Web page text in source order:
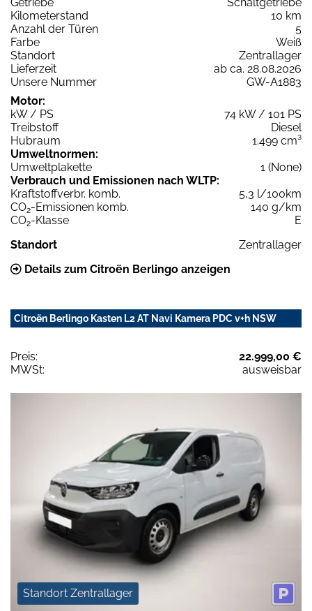
Kilometerstand
10 km
Anzahl der Türen
5
Farbe
Weiß
Standort
Zentrallager
Lieferzeit
ab ca. 28.08.2026
Unsere Nummer
GW-A1883
Motor:
kW / PS
74 kW / 101 PS
Treibstoff
Diesel
Hubraum
1.499 cm³
Umweltnormen:
Umweltplakette
1 (None)
Verbrauch und Emissionen nach WLTP:
Kraftstoffverbr. komb.
5,3 l/100km
CO2-Emissionen komb.
140 g/km
CO2-Klasse
E
Standort
Zentrallager
Details zum Citroën Berlingo anzeigen
Citroën Berlingo Kasten L2 AT Navi Kamera PDC v+h NSW
Preis:
22.999,00 €
MWSt:
ausweisbar
Standort Zentrallager